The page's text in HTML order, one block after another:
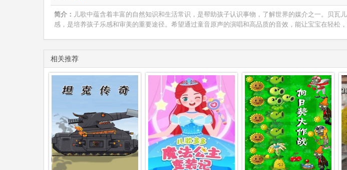
简介： 儿歌中蕴含着丰富的自然知识和生活常识，是帮助孩子认识事物，了解世界的媒介之一。贝
感，是培养孩子乐感和审美的重要途径。希望通过童音原声的演唱和高品质的音效，能让宝宝在轻松
相关推荐